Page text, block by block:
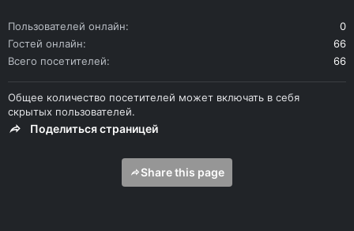
Пользователей онлайн
0
Гостей онлайн
66
Всего посетителей
66
Общее количество посетителей может включать в себя
скрытых пользователей.
Поделиться страницей
Share this page